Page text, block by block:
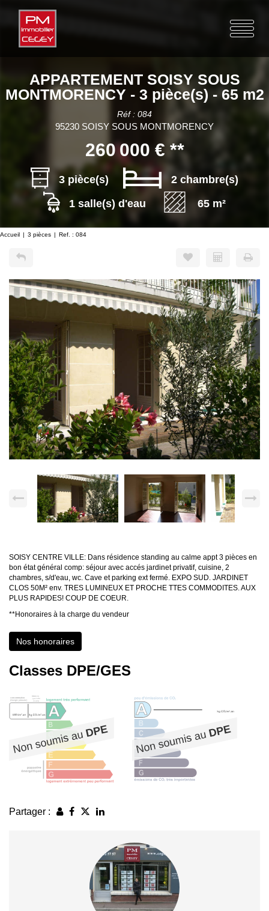
APPARTEMENT SOISY SOUS
MONTMORENCY - 3 pièce(s) - 65 m2
Réf : 084
95230 SOISY SOUS MONTMORENCY
260 000 € **
3 pièce(s)
2 chambre(s)
1 salle(s) d'eau
65 m²
Accueil 3 pièces Ref. : 084
SOISY CENTRE VILLE: Dans résidence standing au calme appt 3 pièces en
bon état général comp: séjour avec accés jardinet privatif, cuisine, 2
chambres, s/d'eau, wc. Cave et parking ext fermé. EXPO SUD. JARDINET
CLOS 50M² env. TRES LUMINEUX ET PROCHE TTES COMMODITES. AUX
PLUS RAPIDES! COUP DE COEUR.
**Honoraires à la charge du vendeur
Nos honoraires
Classes DPE/GES
Partager :